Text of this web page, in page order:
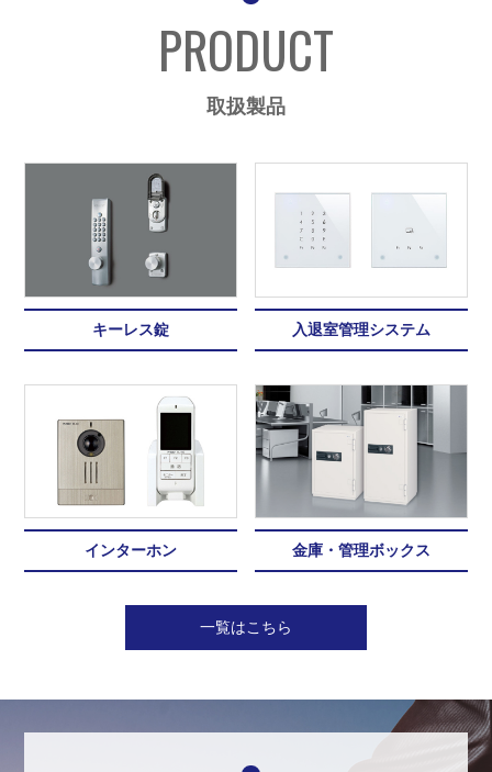
PRODUCT
取扱製品
キーレス錠 入退室管理システム
インターホン 金庫・管理ボックス
一覧はこちら